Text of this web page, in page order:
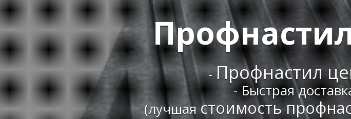
-Профнастил
- Быстрая
(лучшаястоимость